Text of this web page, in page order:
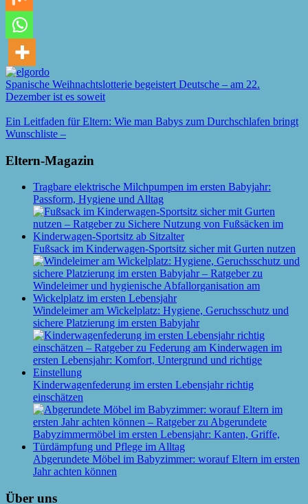
Spanische Weihnachtslotterie begeistert Deutsche – am 22.
Dezember ist es soweit
Ein Leitfaden für Eltern: Wie man Babys zum Durchschlafen bringt
Wunschliste –
Eltern-Magazin
Tragbare elektrische Milchpumpen im ersten Babyjahr:
Passform, Hygiene und Alltag
Fußsack im Kinderwagen-Sportsitz sicher mit Gurten nutzen
Windeleimer am Wickelplatz: Hygiene, Geruchsschutz und
sichere Platzierung im ersten Babyjahr
Kinderwagenfederung im ersten Lebensjahr richtig
einschätzen
Abgerundete Möbel im Babyzimmer: worauf Eltern im ersten
Jahr achten können
Über uns